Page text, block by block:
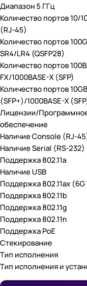
Диапазон 5 ГГц
Количество портов 10/
(RJ-45)
Количество портов
SR4/LR4 (QSFP28)
Количество портов
FX/1000BASE-X (SFP)
Количество портов
(SFP+)/1000BASE-X
Лицензии/
обеспечение
Наличие Console (RJ-
Наличие Serial (RS-232)
Поддержка 802.11a
Наличие USB
Поддержка 802.11ax (6G
Поддержка 802.11b
Поддержка 802.11g
Поддержка 802.11n
Поддержка PoE
Стекирование
Тип исполнения
Тип исполнения и